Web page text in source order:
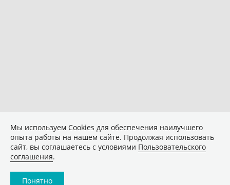
Мы используем Сookies для обеспечения наилучшего
опыта работы на нашем сайте. Продолжая использовать
сайт, вы соглашаетесь с условиями Пользовательского
соглашения.
Понятно